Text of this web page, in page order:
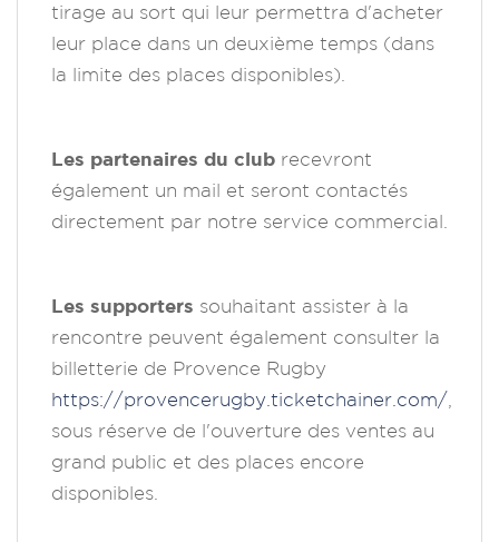
tirage au sort qui leur permettra d'acheter
leur place dans un deuxième temps (dans
la limite des places disponibles).
Les partenaires du club recevront
également un mail et seront contactés
directement par notre service commercial.
Les supporters souhaitant assister à la
rencontre peuvent également consulter la
billetterie de Provence Rugby
https://provencerugby.ticketchainer.com/
sous réserve de l'ouverture des ventes au
grand public et des places encore
disponibles.